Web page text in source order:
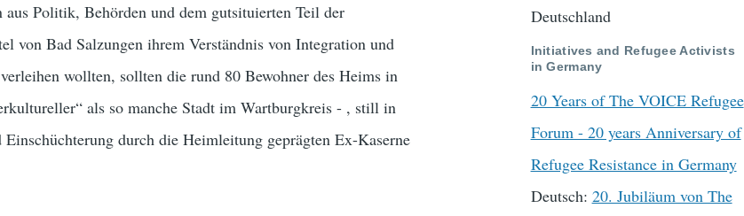
aus Politik, Behörden und dem gutsituierten Teil der
von Bad Salzungen ihrem Verständnis von Integration und
wollten, sollten die rund 80 Bewohner des Heims in
als so manche Stadt im Wartburgkreis - , still in
durch die Heimleitung geprägten Ex-Kaserne
Deutschland
Initiatives and Refugee Activists
in Germany
20 Years of The VOICE Refugee
Forum - 20 years Anniversary of
Refugee Resistance in Germany
Deutsch: 20. Jubiläum von The